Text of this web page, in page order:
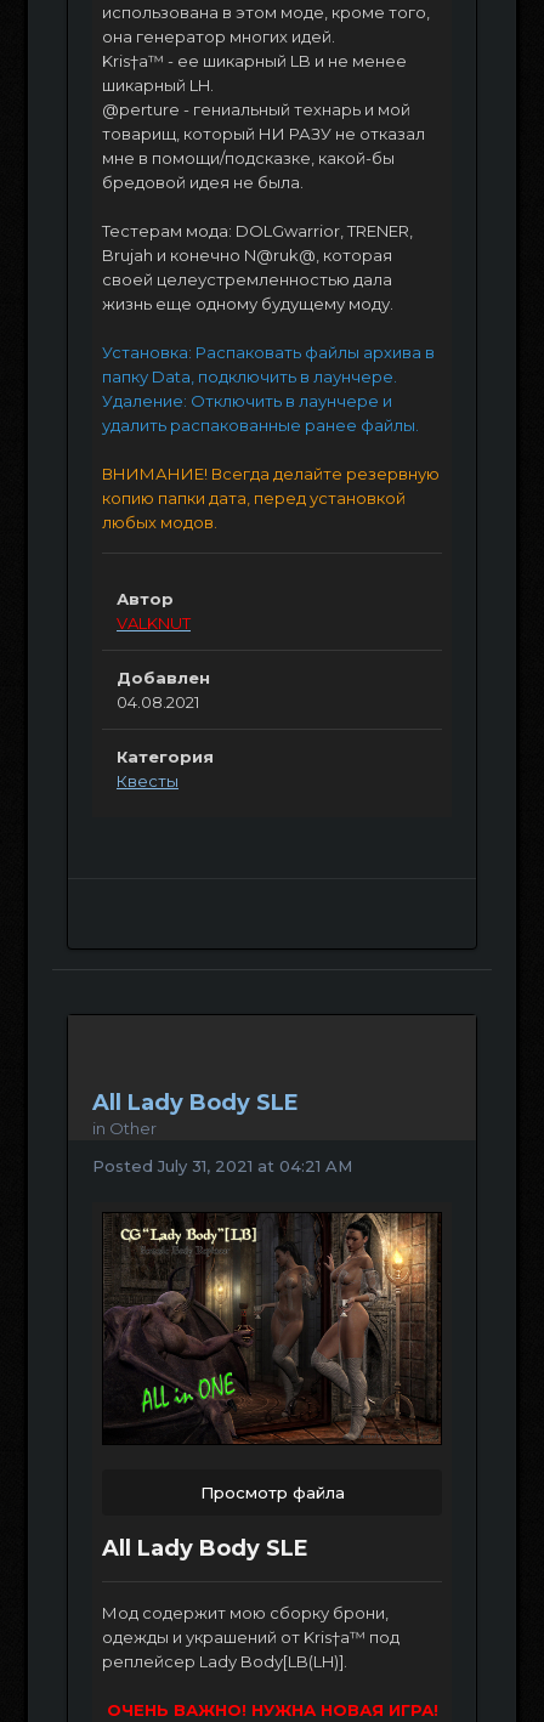
использована в этом моде, кроме того,
она генератор многих идей.
Kris†a™ - ее шикарный LB и не менее
шикарный LH.
@perture - гениальный технарь и мой
товарищ, который НИ РАЗУ не отказал
мне в помощи/подсказке, какой-бы
бредовой идея не была.
Тестерам мода: DOLGwarrior, TRENER,
Brujah и конечно N@ruk@, которая
своей целеустремленностью дала
жизнь еще одному будущему моду.
Установка: Распаковать файлы архива в
папку Data, подключить в лаунчере.
Удаление: Отключить в лаунчере и
удалить распакованные ранее файлы.
ВНИМАНИЕ! Всегда делайте резервную
копию папки дата, перед установкой
любых модов.
Автор
VALKNUT
Добавлен
04.08.2021
Категория
Квесты
All Lady Body SLE
in Other
Posted July 31, 2021 at 04:21 AM
Просмотр файла
All Lady Body SLE
Мод содержит мою сборку брони,
одежды и украшений от Kris†a™ под
реплейсер Lady Body[LB(LH)].
ОЧЕНЬ ВАЖНО! НУЖНА НОВАЯ ИГРА!